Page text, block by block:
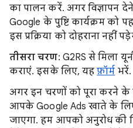
का पालन करें. अगर विज्ञापन
Google के पुष्टि कार्यक्रम को
इस प्रक्रिया को दोहराना नहीं
तीसरा चरण: G2RS से मिला
कराएं. इसके लिए, यहफ़ॉर्म भरें.
अगर इन चरणों को पूरा करने के
आपके Google Ads खाते के
जाएगा. हम आपको अनुरोध की